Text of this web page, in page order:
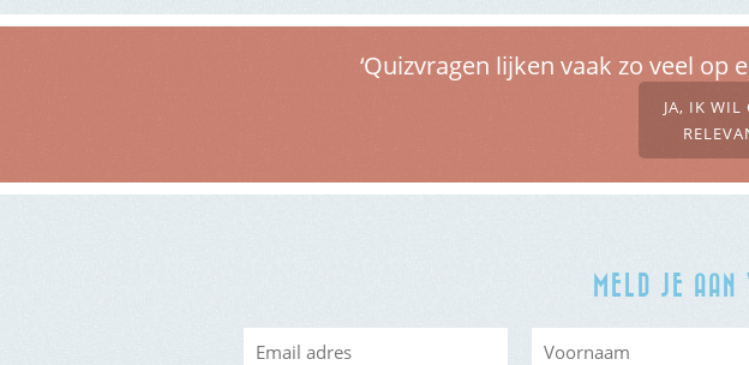
‘Quizvragen lijken vaak zo veel op
JA, IK WIL
MELD JE AAN